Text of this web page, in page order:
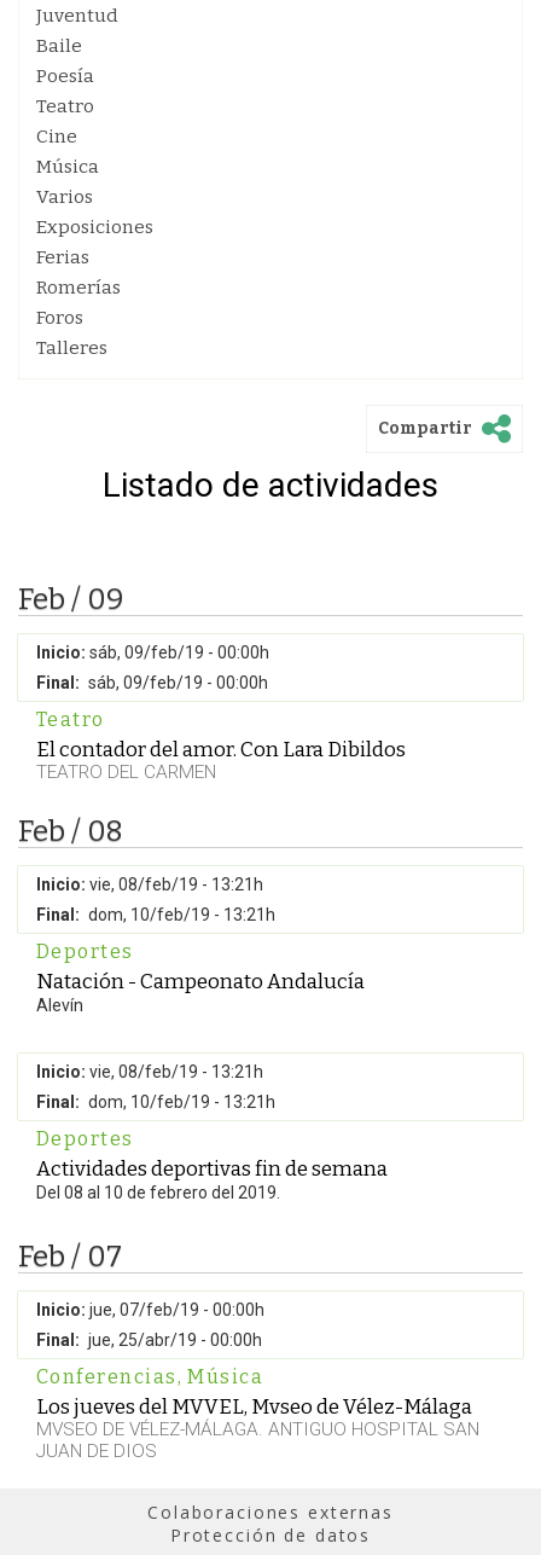
Juventud
Baile
Poesía
Teatro
Cine
Música
Varios
Exposiciones
Ferias
Romerías
Foros
Talleres
Compartir
Listado de actividades
Feb / 09
Inicio: sáb, 09/feb/19 - 00:00h
Final: sáb, 09/feb/19 - 00:00h
Teatro
El contador del amor. Con Lara Dibildos
TEATRO DEL CARMEN
Feb / 08
Inicio: vie, 08/feb/19 - 13:21h
Final: dom, 10/feb/19 - 13:21h
Deportes
Natación - Campeonato Andalucía
Alevín
Inicio: vie, 08/feb/19 - 13:21h
Final: dom, 10/feb/19 - 13:21h
Deportes
Actividades deportivas fin de semana
Del 08 al 10 de febrero del 2019.
Feb / 07
Inicio: jue, 07/feb/19 - 00:00h
Final: jue, 25/abr/19 - 00:00h
Conferencias, Música
Los jueves del MVVEL, Mvseo de Vélez-Málaga
MVSEO DE VÉLEZ-MÁLAGA. ANTIGUO HOSPITAL SAN
JUAN DE DIOS
Colaboraciones externas
Protección de datos